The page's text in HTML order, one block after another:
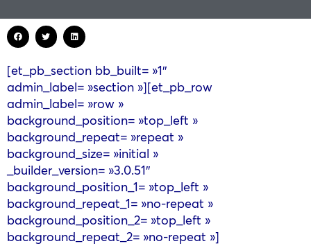
[et_pb_section bb_built= »1″
admin_label= »section »][et_pb_row
admin_label= »row »
background_position= »top_left »
background_repeat= »repeat »
background_size= »initial »
_builder_version= »3.0.51″
background_position_1= »top_left »
background_repeat_1= »no-repeat »
background_position_2= »top_left »
background_repeat_2= »no-repeat »]